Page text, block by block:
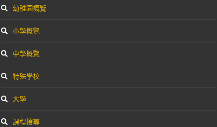
幼稚園概覽
小學概覽
中學概覽
特殊學校
大學
課程搜尋